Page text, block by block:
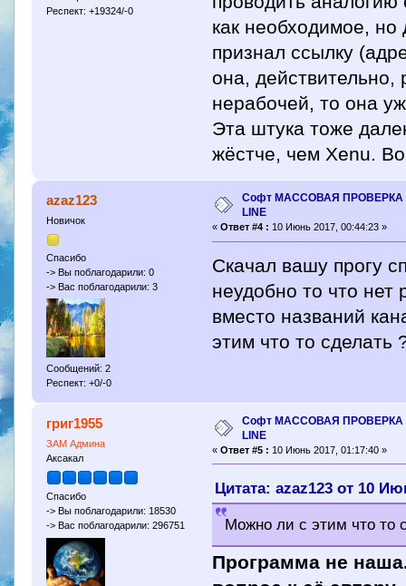
Респект: +19324/-0
как необходимое, но
признал ссылку
она,
нерабочей, то она
Эта штука тоже
жёстче, чем Xenu.
azaz123
Новичок
Спасибо
-> Вы поблагодарили: 0
-> Вас поблагодарили: 3
Сообщений: 2
Респект: +0/-0
Софт МАССОВАЯ ПРОВЕРКА
LINE
«Ответ #4 : 10 Июнь 2017, 00:44:23 »
Скачал вашу прогу
неудобно то что нет
вместо названий
этим что то сделать
григ1955
ЗАМ Админа
Аксакал
Спасибо
-> Вы поблагодарили: 18530
-> Вас поблагодарили: 296751
Софт МАССОВАЯ ПРОВЕРКА
LINE
«Ответ #5 : 10 Июнь 2017, 01:17:40 »
Цитата: azaz123 от 10
Можно ли с этим что то
Программа не